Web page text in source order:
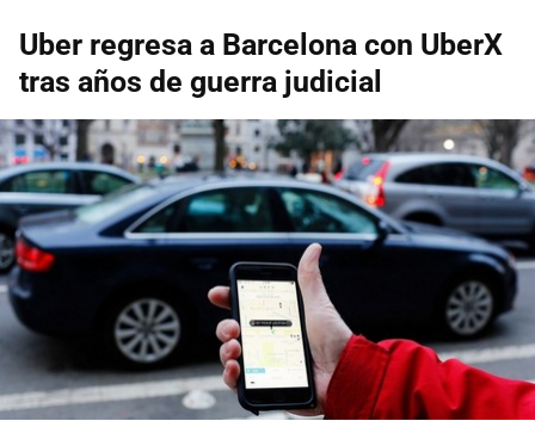
Uber regresa a Barcelona con UberX
tras años de guerra judicial